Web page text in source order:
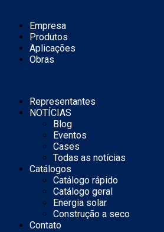
Empresa
Produtos
Aplicações
Obras
Representantes
NOTÍCIAS
Blog
Eventos
Cases
Todas as notícias
Catálogos
Catálogo rápido
Catálogo geral
Energia solar
Construção a seco
Contato